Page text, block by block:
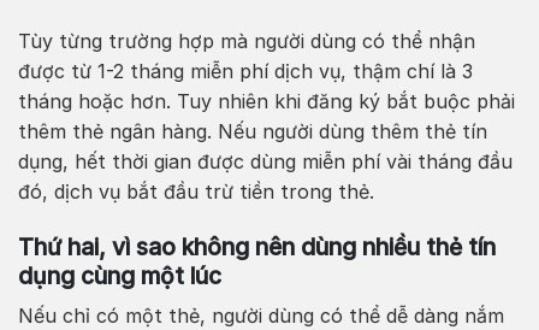
Tùy từng trường hợp mà người dùng có thể nhận
được từ 1-2 tháng miễn phí dịch vụ, thậm chí là 3
tháng hoặc hơn. Tuy nhiên khi đăng ký bắt buộc phải
thêm thẻ ngân hàng. Nếu người dùng thêm thẻ tín
dụng, hết thời gian được dùng miễn phí vài tháng đầu
đó, dịch vụ bắt đầu trừ tiền trong thẻ.
Thứ hai, vì sao không nên dùng nhiều thẻ tín
dụng cùng một lúc
Nếu chỉ có một thẻ, người dùng có thể dễ dàng nắm